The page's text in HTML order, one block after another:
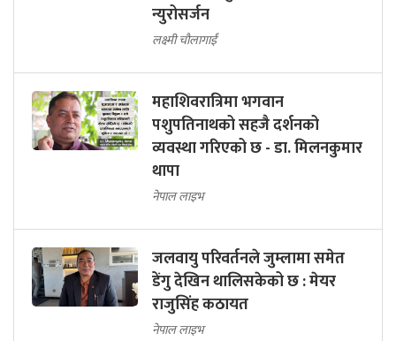
न्युरोसर्जन
लक्ष्मी चौलागाईं
महाशिवरात्रिमा भगवान
पशुपतिनाथको सहजै दर्शनको
व्यवस्था गरिएको छ - डा. मिलनकुमार
थापा
नेपाल लाइभ
जलवायु परिवर्तनले जुम्लामा समेत
डेंगु देखिन थालिसकेको छ : मेयर
राजुसिंह कठायत
नेपाल लाइभ